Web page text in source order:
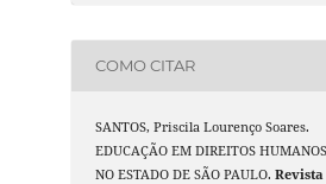
COMO CITAR
SANTOS, Priscila Lourenço Soares.
EDUCAÇÃO EM DIREITOS HUMANOS
NO ESTADO DE SÃO PAULO.Revista